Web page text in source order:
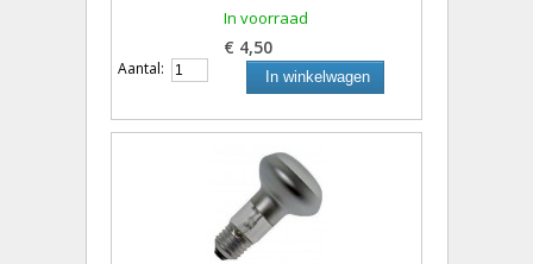
In voorraad
€ 4,50
Aantal: In winkelwagen